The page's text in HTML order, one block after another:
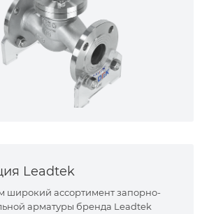
Leadtek
широкий ассортимент запорно-
арматуры бренда Leadtek